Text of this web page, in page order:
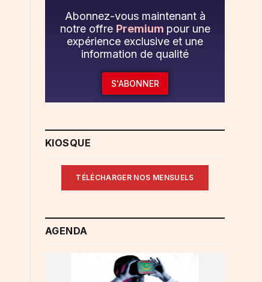
Abonnez-vous maintenant à
notre offre Premium pour une
expérience exclusive et une
information de qualité
S'ABONNER
KIOSQUE
TÉLÉCHARGER NOS MENSUELS
AGENDA